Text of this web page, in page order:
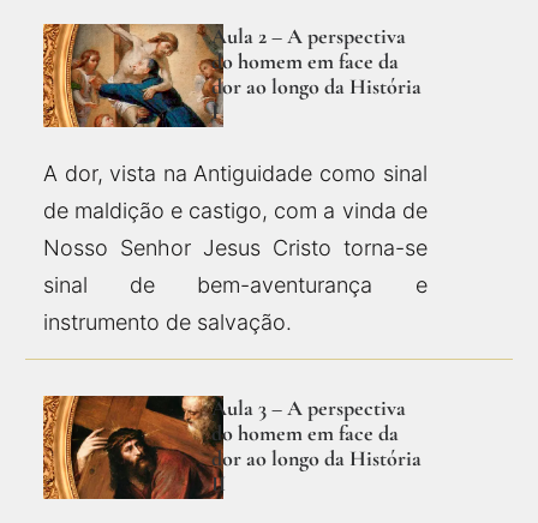
Aula 2 – A perspectiva
do homem em face da
dor ao longo da História
I
A dor, vista na Antiguidade como sinal
de maldição e castigo, com a vinda de
Nosso Senhor Jesus Cristo torna-se
sinal de bem-aventurança e
instrumento de salvação.
Aula 3 – A perspectiva
do homem em face da
dor ao longo da História
II